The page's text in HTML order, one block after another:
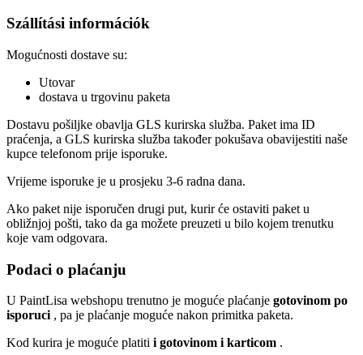
Szállítási információk
Mogućnosti dostave su:
Utovar
dostava u trgovinu paketa
Dostavu pošiljke obavlja GLS kurirska služba. Paket ima ID
praćenja, a GLS kurirska služba također pokušava obavijestiti naše
kupce telefonom prije isporuke.
Vrijeme isporuke je u prosjeku 3-6 radna dana.
Ako paket nije isporučen drugi put, kurir će ostaviti paket u
obližnjoj pošti, tako da ga možete preuzeti u bilo kojem trenutku
koje vam odgovara.
Podaci o plaćanju
U PaintLisa webshopu trenutno je moguće plaćanje gotovinom po
isporuci , pa je plaćanje moguće nakon primitka paketa.
Kod kurira je moguće platiti i gotovinom i karticom .